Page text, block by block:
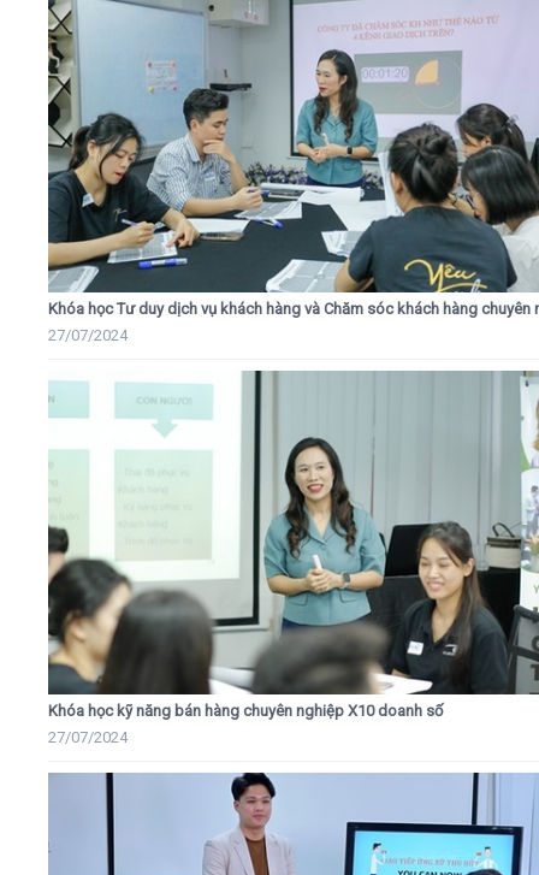
Khóa học Tư duy dịch vụ khách hàng và Chăm sóc khách hàng chuyên
27/07/2024
Khóa học kỹ năng bán hàng chuyên nghiệp X10 doanh số
27/07/2024